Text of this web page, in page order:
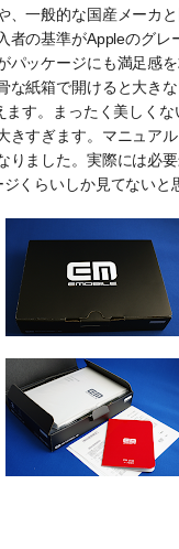
、一般的な国産メーカ
者の基準がAppleのグレ
パッケージにも満足感
な紙箱で開けると大き
ます。まったく美しく
きすぎます。マニュア
りました。実際には必
くらいしか見てないと